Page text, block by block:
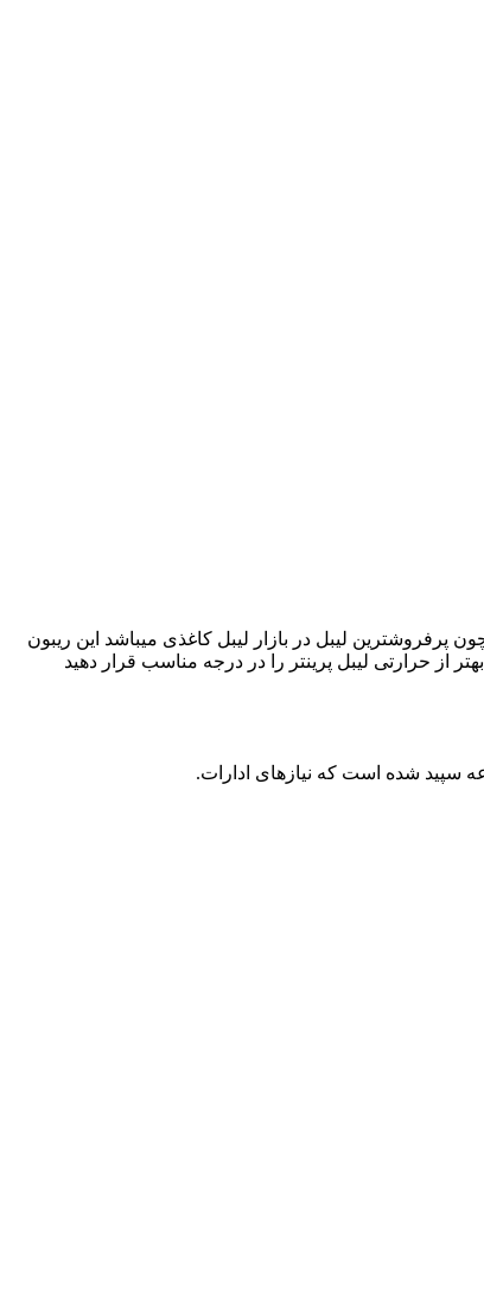
چون پرفروشترین لیبل در بازار لیبل کاغذی میباشد این ریبون
سپید شده است که نیازهای ادارات.